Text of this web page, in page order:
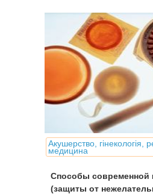
Акушерство, гінекологія,
медицина
Способы современной
(защиты от